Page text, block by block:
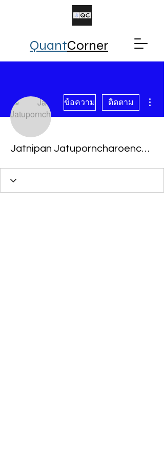
QuantCorner
ข้อความ ติดตาม
Jatnipan Jatuporncharoenchai